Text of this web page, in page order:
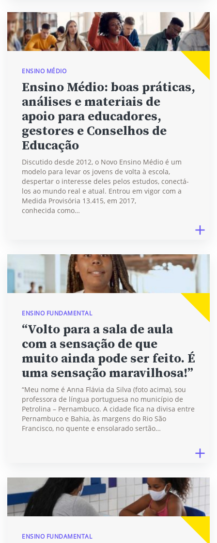
ENSINO MÉDIO
Ensino Médio: boas práticas,
análises e materiais de
apoio para educadores,
gestores e Conselhos de
Educação
Discutido desde 2012, o Novo Ensino Médio é um
modelo para levar os jovens de volta à escola,
despertar o interesse deles pelos estudos, conectá-
los ao mundo real e atual. Entrou em vigor com a
Medida Provisória 13.415, em 2017,
conhecida como…
ENSINO FUNDAMENTAL
“Volto para a sala de aula
com a sensação de que
muito ainda pode ser feito. É
uma sensação maravilhosa!”
“Meu nome é Anna Flávia da Silva (foto acima), sou
professora de língua portuguesa no município de
Petrolina – Pernambuco. A cidade fica na divisa entre
Pernambuco e Bahia, às margens do Rio São
Francisco, no quente e ensolarado sertão…
ENSINO FUNDAMENTAL